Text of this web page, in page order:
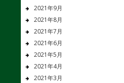
2021年9月
2021年8月
2021年7月
2021年6月
2021年5月
2021年4月
2021年3月